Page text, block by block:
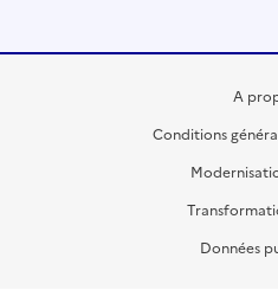
A
Conditions
Données